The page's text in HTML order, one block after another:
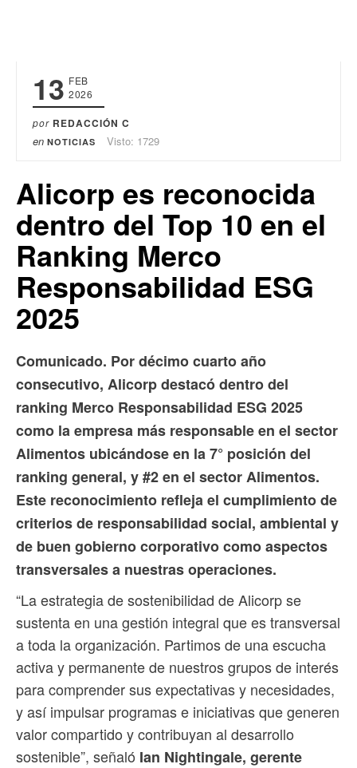
13 FEB
2026
por REDACCIÓN C
en NOTICIAS Visto: 1729
Alicorp es reconocida
dentro del Top 10 en el
Ranking Merco
Responsabilidad ESG
2025
Comunicado. Por décimo cuarto año
consecutivo, Alicorp destacó dentro del
ranking Merco Responsabilidad ESG 2025
como la empresa más responsable en el sector
Alimentos ubicándose en la 7° posición del
ranking general, y #2 en el sector Alimentos.
Este reconocimiento refleja el cumplimiento de
criterios de responsabilidad social, ambiental y
de buen gobierno corporativo como aspectos
transversales a nuestras operaciones.
“La estrategia de sostenibilidad de Alicorp se
sustenta en una gestión integral que es transversal
a toda la organización. Partimos de una escucha
activa y permanente de nuestros grupos de interés
para comprender sus expectativas y necesidades,
y así impulsar programas e iniciativas que generen
valor compartido y contribuyan al desarrollo
sostenible”, señaló Ian Nightingale, gerente